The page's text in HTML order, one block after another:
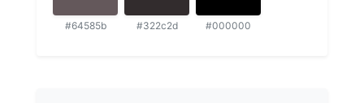
#64585b #322c2d #000000